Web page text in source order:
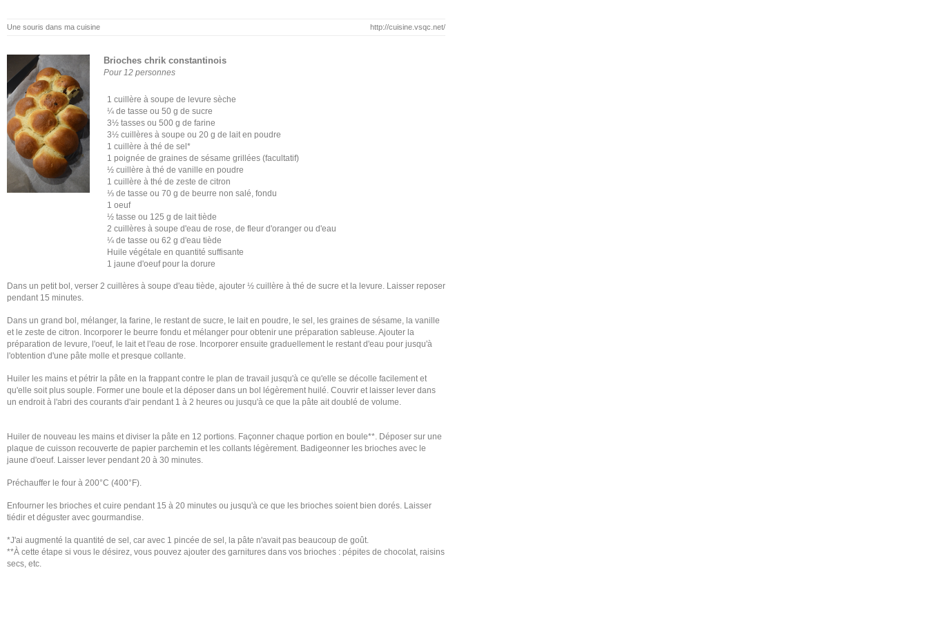
Une souris dans ma cuisine http://cuisine.vsqc.net/
Brioches chrik constantinois
Pour 12 personnes
1 cuillère à soupe de levure sèche
¼ de tasse ou 50 g de sucre
3½ tasses ou 500 g de farine
3½ cuillères à soupe ou 20 g de lait en poudre
1 cuillère à thé de sel*
1 poignée de graines de sésame grillées (facultatif)
½ cuillère à thé de vanille en poudre
1 cuillère à thé de zeste de citron
⅓ de tasse ou 70 g de beurre non salé, fondu
1 oeuf
½ tasse ou 125 g de lait tiède
2 cuillères à soupe d'eau de rose, de fleur d'oranger ou d'eau
¼ de tasse ou 62 g d'eau tiède
Huile végétale en quantité suffisante
1 jaune d'oeuf pour la dorure
Dans un petit bol, verser 2 cuillères à soupe d'eau tiède, ajouter ½ cuillère à thé de sucre et la levure. Laisser reposer
pendant 15 minutes.
Dans un grand bol, mélanger, la farine, le restant de sucre, le lait en poudre, le sel, les graines de sésame, la vanille
et le zeste de citron. Incorporer le beurre fondu et mélanger pour obtenir une préparation sableuse. Ajouter la
préparation de levure, l'oeuf, le lait et l'eau de rose. Incorporer ensuite graduellement le restant d'eau pour jusqu'à
l'obtention d'une pâte molle et presque collante.
Huiler les mains et pétrir la pâte en la frappant contre le plan de travail jusqu'à ce qu'elle se décolle facilement et
qu'elle soit plus souple. Former une boule et la déposer dans un bol légèrement huilé. Couvrir et laisser lever dans
un endroit à l'abri des courants d'air pendant 1 à 2 heures ou jusqu'à ce que la pâte ait doublé de volume.
Huiler de nouveau les mains et diviser la pâte en 12 portions. Façonner chaque portion en boule**. Déposer sur une
plaque de cuisson recouverte de papier parchemin et les collants légèrement. Badigeonner les brioches avec le
jaune d'oeuf. Laisser lever pendant 20 à 30 minutes.
Préchauffer le four à 200°C (400°F).
Enfourner les brioches et cuire pendant 15 à 20 minutes ou jusqu'à ce que les brioches soient bien dorés. Laisser
tiédir et déguster avec gourmandise.
*J'ai augmenté la quantité de sel, car avec 1 pincée de sel, la pâte n'avait pas beaucoup de goût.
**À cette étape si vous le désirez, vous pouvez ajouter des garnitures dans vos brioches : pépites de chocolat, raisins
secs, etc.